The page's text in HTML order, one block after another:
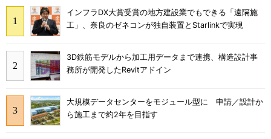
インフラDX大賞受賞の地方建設業でもできる「遠隔施
工」、奈良のゼネコンが独自装置とStarlinkで実現
3D鉄筋モデルから加工用データまで連携、構造設計事
務所が開発したRevitアドイン
大規模データセンターをモジュール型に 申請／設計か
ら施工まで約2年を目指す